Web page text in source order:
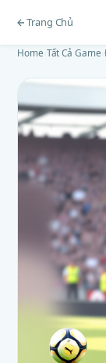
Trang Chủ
Home Tất Cả Game